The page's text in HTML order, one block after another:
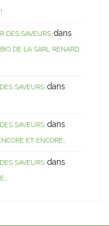
DES SAVEURS dans
DE LA SARL RENARD:
SAVEURS dans
SAVEURS dans
ET ENCORE…
SAVEURS dans